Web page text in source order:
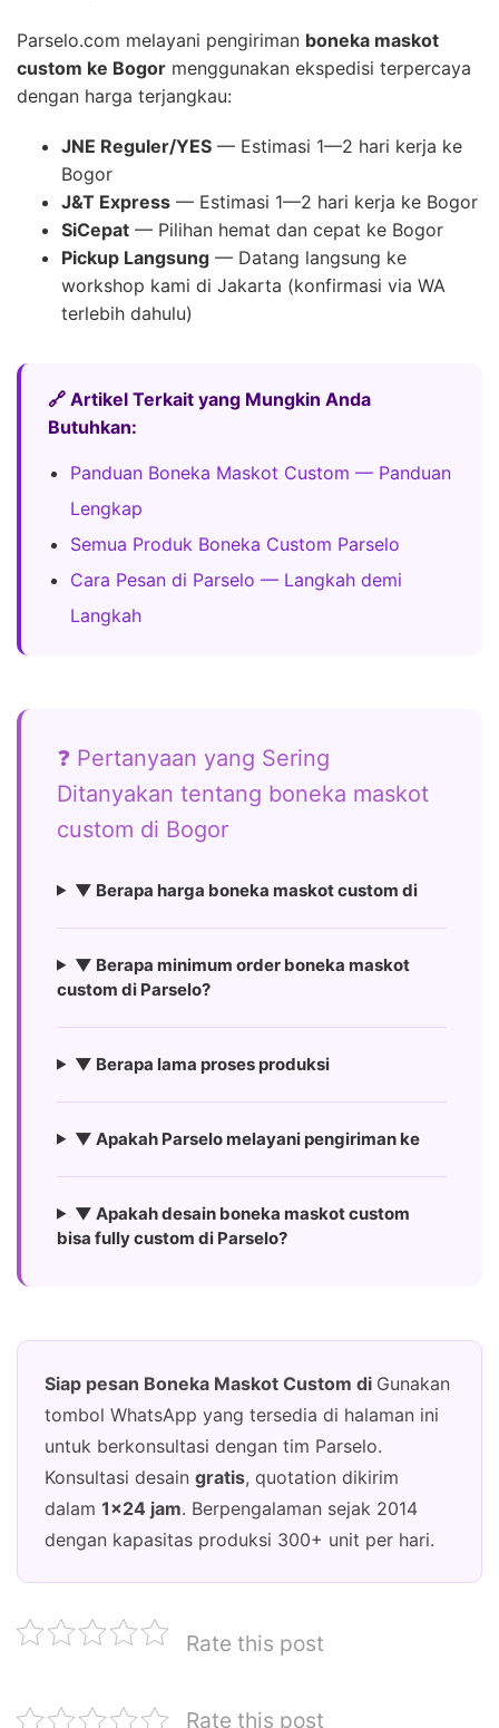
Parselo.com melayani pengiriman boneka maskot
custom ke Bogor menggunakan ekspedisi terpercaya
dengan harga terjangkau:
JNE Reguler/YES — Estimasi 1—2 hari kerja ke
Bogor
J&T Express — Estimasi 1—2 hari kerja ke Bogor
SiCepat — Pilihan hemat dan cepat ke Bogor
Pickup Langsung — Datang langsung ke
workshop kami di Jakarta (konfirmasi via WA
terlebih dahulu)
🔗 Artikel Terkait yang Mungkin Anda
Butuhkan:
Panduan Boneka Maskot Custom — Panduan
Lengkap
Semua Produk Boneka Custom Parselo
Cara Pesan di Parselo — Langkah demi
Langkah
❓ Pertanyaan yang Sering
Ditanyakan tentang boneka maskot
custom di Bogor
▼ Berapa harga boneka maskot custom di
▼ Berapa minimum order boneka maskot
custom di Parselo?
▼ Berapa lama proses produksi
▼ Apakah Parselo melayani pengiriman ke
▼ Apakah desain boneka maskot custom
bisa fully custom di Parselo?
Siap pesan Boneka Maskot Custom di Gunakan
tombol WhatsApp yang tersedia di halaman ini
untuk berkonsultasi dengan tim Parselo.
Konsultasi desain gratis, quotation dikirim
dalam 1×24 jam. Berpengalaman sejak 2014
dengan kapasitas produksi 300+ unit per hari.
Rate this post
Rate this post